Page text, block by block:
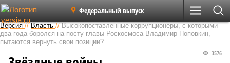
Федеральный выпуск
Версия //Власть //Высокопоставленные коррупционеры, с которыми
два года боролся на посту главы Роскосмоса Владимир Поповкин,
пытаются вернуть свои позиции?
3576